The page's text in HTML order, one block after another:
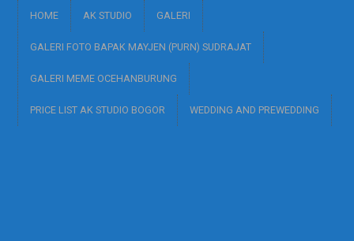
HOME AK STUDIO GALERI
GALERI FOTO BAPAK MAYJEN (PURN) SUDRAJAT
GALERI MEME OCEHANBURUNG
PRICE LIST AK STUDIO BOGOR WEDDING AND PREWEDDING